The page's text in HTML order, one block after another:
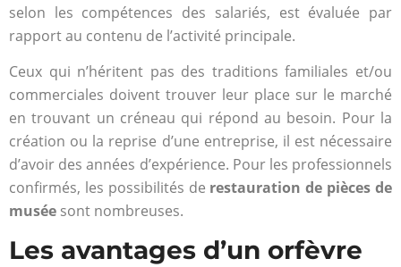
selon les compétences des salariés, est évaluée par
rapport au contenu de l’activité principale.
Ceux qui n’héritent pas des traditions familiales et/ou
commerciales doivent trouver leur place sur le marché
en trouvant un créneau qui répond au besoin. Pour la
création ou la reprise d’une entreprise, il est nécessaire
d’avoir des années d’expérience. Pour les professionnels
confirmés, les possibilités de restauration de pièces de
musée sont nombreuses.
Les avantages d’un orfèvre